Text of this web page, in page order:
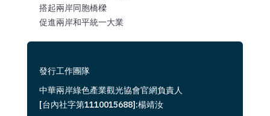
搭起兩岸同胞橋樑
促進兩岸和平統一大業
發行工作團隊
中華兩岸綠色產業觀光協會官網負責人
[台內社字第1110015688]:楊靖汝